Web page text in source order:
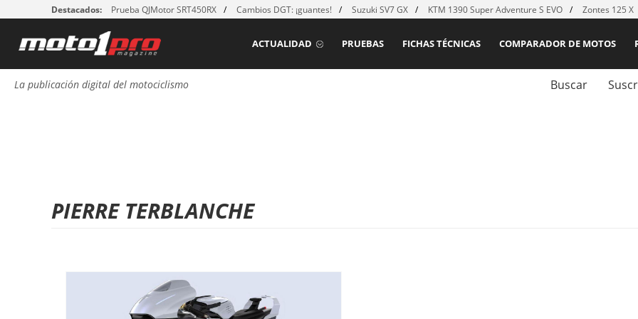
Destacados: Prueba QJMotor SRT450RX Cambios DGT: ¡guantes! Suzuki SV7 GX KTM 1390 Super Adventure S EVO Zontes 125 X
COMPARADOR DE MOTOS
FICHAS TÉCNICAS
PRUEBAS
ACTUALIDAD
La publicación digital del motociclismo Buscar
PIERRE TERBLANCHE